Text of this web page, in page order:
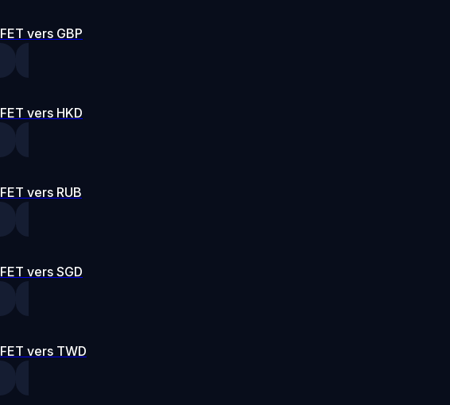
FET vers GBP
FET vers HKD
FET vers RUB
FET vers SGD
FET vers TWD